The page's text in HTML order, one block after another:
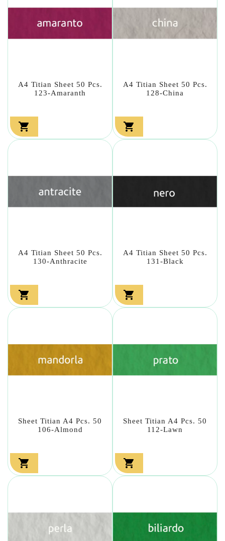
A4 Titian Sheet 50 Pcs.
123-Amaranth

A4 Titian Sheet 50 Pcs.
128-China

A4 Titian Sheet 50 Pcs.
130-Anthracite

A4 Titian Sheet 50 Pcs.
131-Black

Sheet Titian A4 Pcs. 50
106-Almond

Sheet Titian A4 Pcs. 50
112-Lawn
